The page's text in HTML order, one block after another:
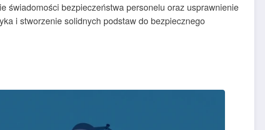
świadomości bezpieczeństwa personelu oraz usprawnienie
i stworzenie solidnych podstaw do bezpiecznego